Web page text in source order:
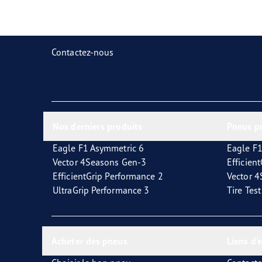
Contactez-nous
Eagle F1 Asymmetric 6
Vector 4Seasons Gen-3
EfficientGrip Performance 2
UltraGrip Performance 3
Eagle
Vector
Tire